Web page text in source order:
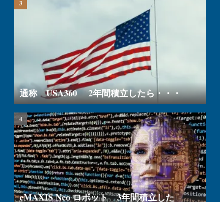
通称 USA360 2年間積立したら・・・
eMAXIS Neo ロボット 3年間積立した